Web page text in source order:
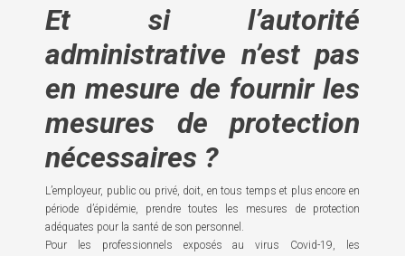
Et si l’autorité
administrative n’est pas
en mesure de fournir les
mesures de protection
nécessaires ?
L’employeur, public ou privé, doit, en tous temps et plus encore en
période d’épidémie, prendre toutes les mesures de protection
adéquates pour la santé de son personnel.
Pour les professionnels exposés au virus Covid-19, les